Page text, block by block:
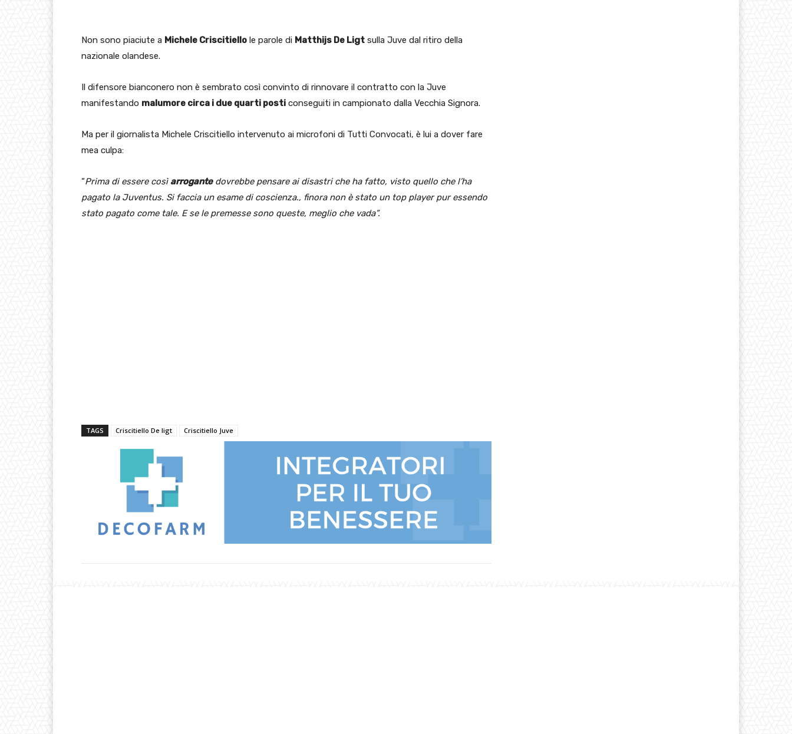
Non sono piaciute a Michele Criscitiello le parole di Matthijs De Ligt sulla Juve dal ritiro della
nazionale olandese.
Il difensore bianconero non è sembrato così convinto di rinnovare il contratto con la Juve
manifestando malumore circa i due quarti posti conseguiti in campionato dalla Vecchia Signora.
Ma per il giornalista Michele Criscitiello intervenuto ai microfoni di Tutti Convocati, è lui a dover fare
mea culpa:
“Prima di essere così arrogantedovrebbe pensare ai disastri che ha fatto, visto quello che l’ha
pagato la Juventus. Si faccia un esame di coscienza., finora non è stato un top player pur essendo
stato pagato come tale. E se le premesse sono queste, meglio che vada”.
TAGS Criscitiello De ligt Criscitiello Juve